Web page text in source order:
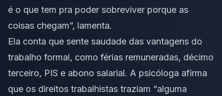
é o que tem pra poder sobreviver porque as
coisas chegam”, lamenta.
Ela conta que sente saudade das vantagens do
trabalho formal, como férias remuneradas, décimo
terceiro, PIS e abono salarial. A psicóloga afirma
que os direitos trabalhistas traziam “alguma